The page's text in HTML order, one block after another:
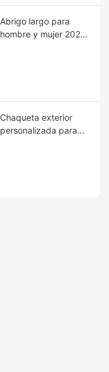
Abrigo largo para
hombre y mujer 2026
Chaqueta exterior
personalizada para